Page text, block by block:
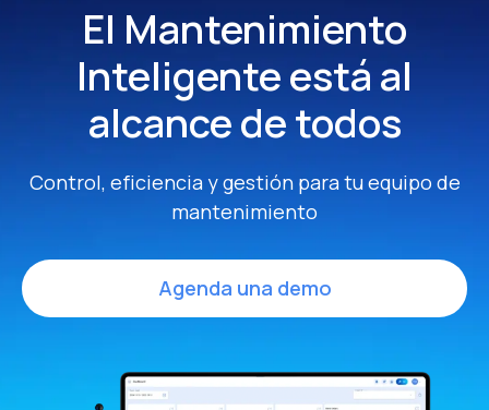
El Mantenimiento
Inteligenteestá al
alcance de todos
Control, eficiencia y gestión para tu equipo de
mantenimiento
Agenda una demo